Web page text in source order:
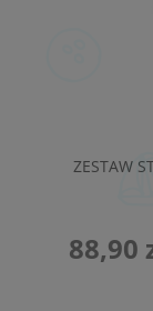
ZESTAW
88,90